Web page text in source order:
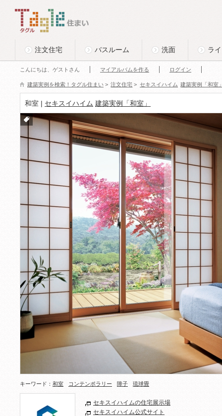
Tagle タグル 住まい
注文住宅 バスルーム 洗面 ラ
こんにちは、ゲストさん マイアルバムを作る ログイン
建築実例を検索！タグル住まい > 注文住宅 > セキスイハイム 建築実例「和室
和室 | セキスイハイム 建築実例「和室」
をつ
キーワード： 和室 コンテンポラリー 障子 琉球畳
セキスイハイムの住宅展示場
セキスイハイム公式サイト